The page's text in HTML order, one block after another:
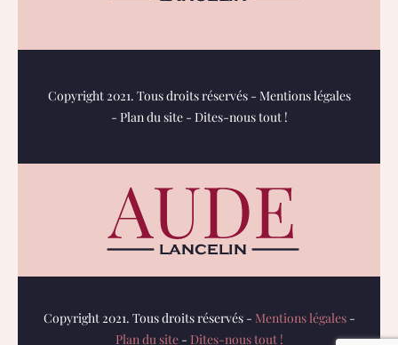
Copyright 2021. Tous droits réservés - Mentions légales
- Plan du site- Dites-nous tout !
Copyright 2021. Tous droits réservés - Mentions légales-
Plan du site- Dites-nous tout !